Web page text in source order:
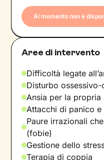
Al momento non è
Aree di intervento
Difficoltà legate
Disturbo
Ansia per la
Attacchi di panico e
Paure irrazionali
(fobie)
Gestione dello
Terapia di coppia